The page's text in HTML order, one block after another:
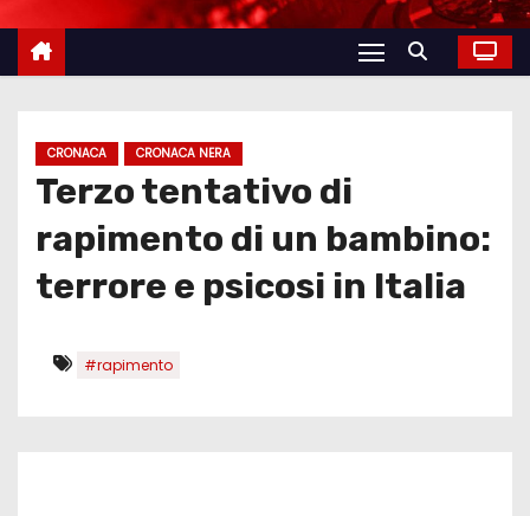
CRONACA CRONACA NERA
Terzo tentativo di
rapimento di un bambino:
terrore e psicosi in Italia
#rapimento